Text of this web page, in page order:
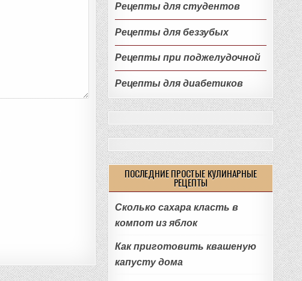
Рецепты для студентов
Рецепты для беззубых
Рецепты при поджелудочной
Рецепты для диабетиков
ПОСЛЕДНИЕ ПРОСТЫЕ КУЛИНАРНЫЕ
РЕЦЕПТЫ
Сколько сахара класть в
компот из яблок
Как приготовить квашеную
капусту дома